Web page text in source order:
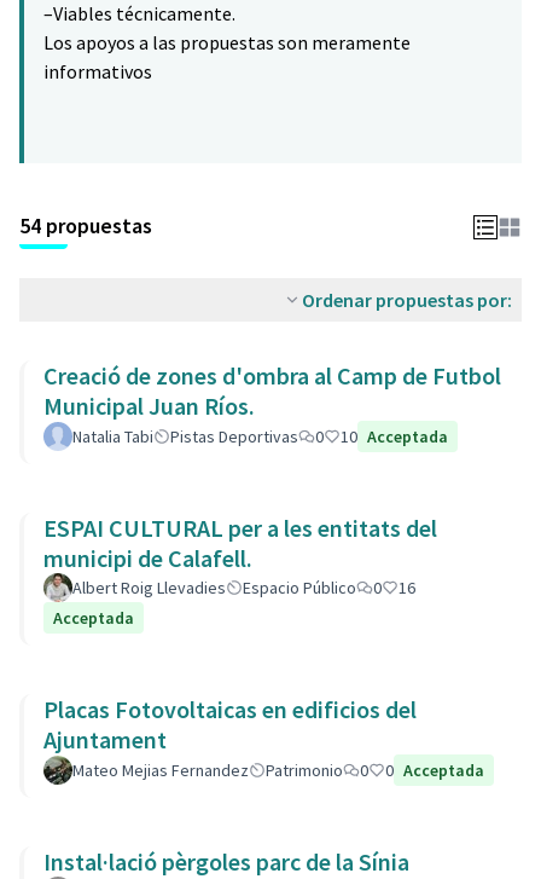
–Viables técnicamente.
Los apoyos a las propuestas son meramente
informativos
54 propuestas
Ordenar propuestas por:
Creació de zones d'ombra al Camp de Futbol
Municipal Juan Ríos.
Natalia Tabi Pistas Deportivas 0 10 Acceptada
ESPAI CULTURAL per a les entitats del
municipi de Calafell.
Albert Roig Llevadies Espacio Público 0
16
Acceptada
Placas Fotovoltaicas en edificios del
Ajuntament
Mateo Mejias Fernandez Patrimonio 0 0 Acceptada
Instal·lació pèrgoles parc de la Sínia